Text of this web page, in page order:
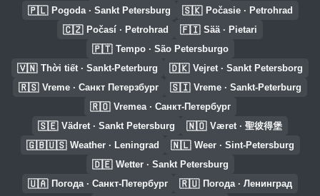
🇵🇱 Pogoda · Sankt Petersburg 🇸🇰 Počasie · Petrohrad
🇨🇿 Počasí · Petrohrad 🇫🇮 Sää · Pietari
🇵🇹 Tempo · São Petersburgo
🇻🇳 Thời tiết · Sankt-Peterburg 🇩🇰 Vejret · Sankt Petersborg
🇷🇸 Vreme · Санкт Петерзбург 🇸🇮 Vreme · Sankt-Peterburg
🇷🇴 Vremea · Санкт-Петербург
🇸🇪 Vädret · Sankt Petersburg 🇳🇴 Været · 聖彼得堡
🇬🇧🇺🇸 Weather · Leningrad 🇳🇱 Weer · Sint-Petersburg
🇩🇪 Wetter · Sankt Petersburg
🇺🇦 Погода · Санкт-Петербург 🇷🇺 Погода · Ленинград